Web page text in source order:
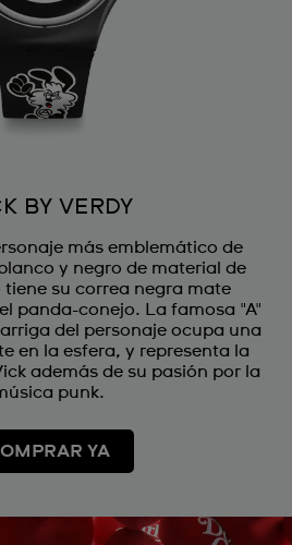
BY VERDY
más emblemático de
y negro de material de
su correa negra mate
panda-conejo. La famosa "A"
del personaje ocupa una
en la esfera, y representa la
además de su pasión por la
punk.
YA